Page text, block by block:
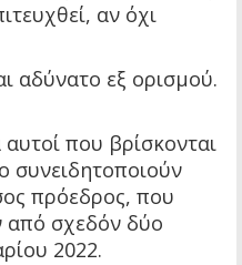
αν όχι
αδύνατο εξ ορισμού.
που βρίσκονται
συνειδητοποιούν
πρόεδρος, που
από σχεδόν δύο
2022.